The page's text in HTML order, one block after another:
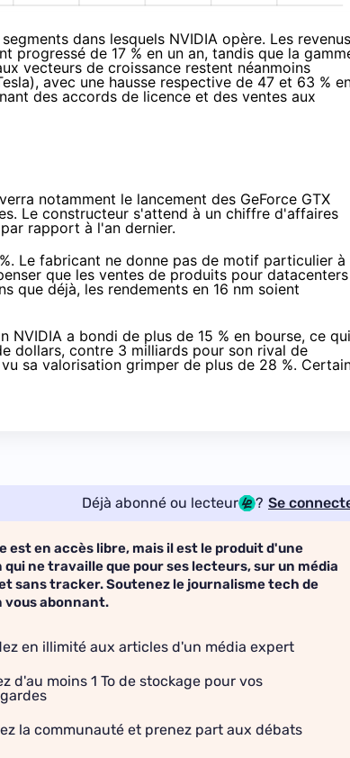
dans lesquels NVIDIA opère. Les revenus
progressé de 17 % en un an, tandis que la
vecteurs de croissance restent néanmoins
avec une hausse respective de 47 et 63 %
des accords de licence et des ventes aux
notamment le lancement des GeForce GTX
Le constructeur s'attend à un chiffre d'affaires
rapport à l'an dernier.
Le fabricant ne donne pas de motif particulier à
que les ventes de produits pour datacenters
que déjà, les rendements en 16 nm soient
a bondi de plus de 15 % en bourse, ce qui
dollars, contre 3 milliards pour son rival de
sa valorisation grimper de plus de 28 %.
Déjà abonné ou lecteur ? Se
est en accès libre, mais il est le produit d'une
ne travaille que pour ses lecteurs, sur un média
sans tracker. Soutenez le journalisme tech de
vous abonnant.
en illimité aux articles d'un média expert
d'au moins 1 To de stockage pour vos
la communauté et prenez part aux débats